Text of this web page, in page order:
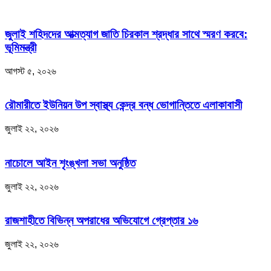
জুলাই শহিদদের আত্মত্যাগ জাতি চিরকাল শ্রদ্ধার সাথে স্মরণ করবে:
ভূমিমন্ত্রী
আগস্ট ৫, ২০২৬
রৌমারীতে ইউনিয়ন উপ স্বাস্থ্য কেন্দ্র বন্ধ ভোগান্তিতে এলাকাবাসী
জুলাই ২২, ২০২৬
নাচোলে আইন শৃংঙ্খলা সভা অনুষ্ঠিত
জুলাই ২২, ২০২৬
রাজশাহীতে বিভিন্ন অপরাধের অভিযোগে গ্রেপ্তার ১৬
জুলাই ২২, ২০২৬